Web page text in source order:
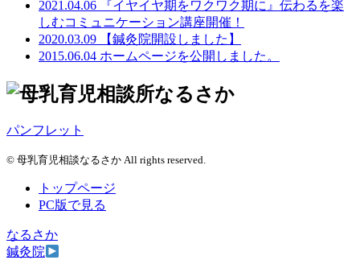
2021.04.06
『イヤイヤ期をワクワク期に』伝わるを楽
しむコミュニケーション講座開催！
2020.03.09
【鍼灸院開設しました】
2015.06.04 ホームページを公開しました。
パンフレット
© 母乳育児相談なるさか All rights reserved.
トップページ
PC版で見る
なるさか
鍼灸院